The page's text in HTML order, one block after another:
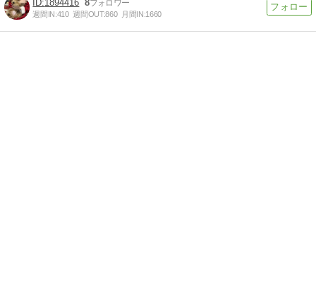
1894416 8
週間IN:410 週間OUT:860 月間IN:1660